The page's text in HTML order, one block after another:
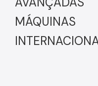
MÁQUINAS